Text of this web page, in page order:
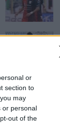
or
section to
may
or personal
out of the